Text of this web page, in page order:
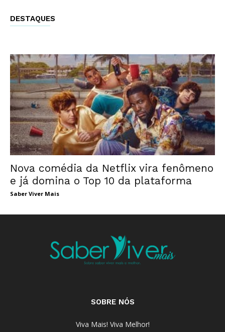
DESTAQUES
Nova comédia da Netflix vira fenômeno
e já domina o Top 10 da plataforma
Saber Viver Mais
SOBRE NÓS
Viva Mais! Viva Melhor!